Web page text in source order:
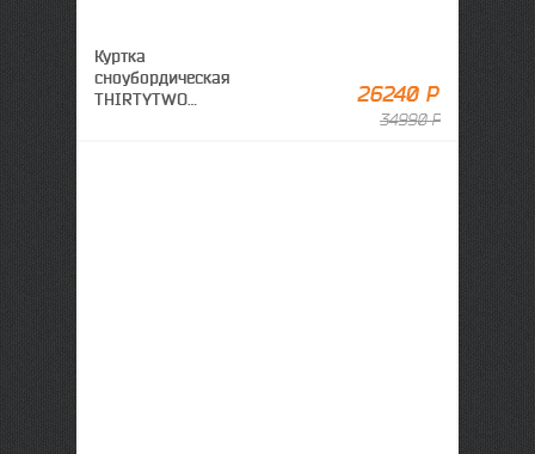
Куртка
сноубордическая
THIRTYTWO
34990 Р
26240 Р